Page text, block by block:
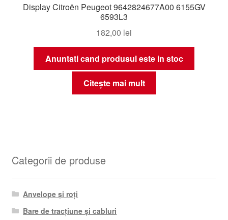
Display Citroën Peugeot 9642824677A00 6155GV
6593L3
182,00 lei
Anuntati cand produsul este in stoc
Citește mai mult
Categorii de produse
Anvelope și roți
Bare de tracțiune și cabluri